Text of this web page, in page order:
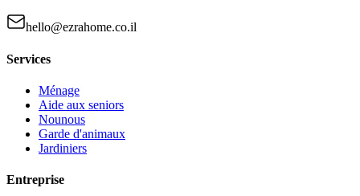
hello@ezrahome.co.il
Services
Ménage
Aide aux seniors
Nounous
Garde d'animaux
Jardiniers
Entreprise